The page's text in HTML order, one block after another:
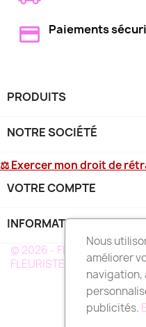
Paiements
PRODUITS
NOTRE SOCIÉTÉ
⚖ Exercer mon droit de
VOTRE COMPTE
INFORMATIONS
© 2026 - FLEURS DEUIL
FLEURISTE A VOTRE
Nous
améliorer
navigation,
publicités.